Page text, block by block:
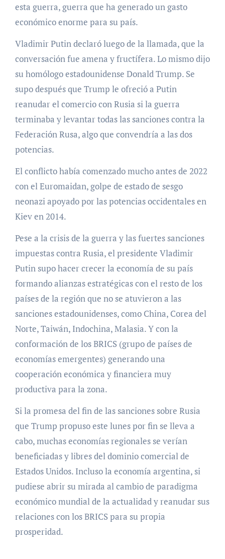
esta guerra, guerra que ha generado un gasto
económico enorme para su país.
Vladimir Putin declaró luego de la llamada, que la
conversación fue amena y fructífera. Lo mismo dijo
su homólogo estadounidense Donald Trump. Se
supo después que Trump le ofreció a Putin
reanudar el comercio con Rusia si la guerra
terminaba y levantar todas las sanciones contra la
Federación Rusa, algo que convendría a las dos
potencias.
El conflicto había comenzado mucho antes de 2022
con el Euromaidan, golpe de estado de sesgo
neonazi apoyado por las potencias occidentales en
Kiev en 2014.
Pese a la crisis de la guerra y las fuertes sanciones
impuestas contra Rusia, el presidente Vladimir
Putin supo hacer crecer la economía de su país
formando alianzas estratégicas con el resto de los
países de la región que no se atuvieron a las
sanciones estadounidenses, como China, Corea del
Norte, Taiwán, Indochina, Malasia. Y con la
conformación de los BRICS (grupo de países de
economías emergentes) generando una
cooperación económica y financiera muy
productiva para la zona.
Si la promesa del fin de las sanciones sobre Rusia
que Trump propuso este lunes por fin se lleva a
cabo, muchas economías regionales se verían
beneficiadas y libres del dominio comercial de
Estados Unidos. Incluso la economía argentina, si
pudiese abrir su mirada al cambio de paradigma
económico mundial de la actualidad y reanudar sus
relaciones con los BRICS para su propia
prosperidad.